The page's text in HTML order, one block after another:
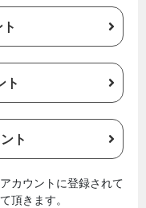
ト
ト
カウントに登録されて
頂きます。